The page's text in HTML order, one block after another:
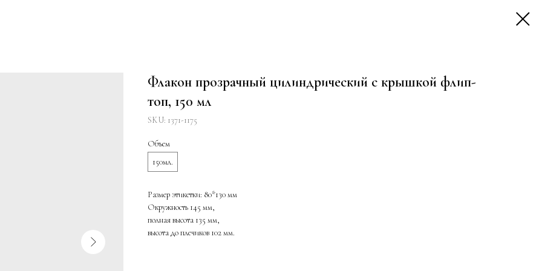
Флакон прозрачный цилиндрический с крышкой флип-
топ, 150 мл
SKU: 1371-1175
Объем
150мл.
Размер этикетки: 80*130 мм
Окружность 145 мм,
полная высота 135 мм,
высота до плечиков 102 мм.